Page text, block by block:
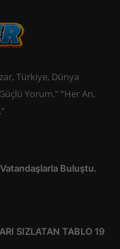
Türkiye, Dünya
Yorum.” “Her An,
Buluştu.
SIZLATAN TABLO 19